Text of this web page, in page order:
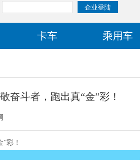
卡车 乘用车
奋斗者，跑出真“金”彩！
彩！